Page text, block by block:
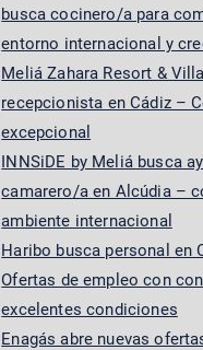
busca cocinero/a para
entorno internacional y
Meliá Zahara Resort &
recepcionista en Cádiz –
excepcional
INNSiDE by Meliá busca
camarero/a en Alcúdia –
ambiente internacional
Haribo busca personal en
Ofertas de empleo con
excelentes condiciones
Enagás abre nuevas